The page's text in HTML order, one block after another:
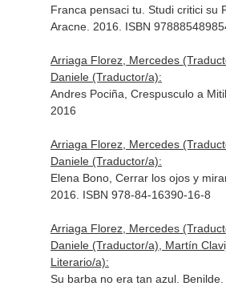
Franca pensaci tu. Studi critici su
Aracne. 2016. ISBN
Arriaga Florez, Mercedes
Daniele (Traductor/a):
Andres Pociña, Crespusculo a
2016
Arriaga Florez, Mercedes
Daniele (Traductor/a):
Elena Bono, Cerrar los ojos y
2016. ISBN 978-84-16390-16-8
Arriaga Florez, Mercedes
Daniele (Traductor/a), Martín
Literario/a):
Su barba no era tan azul.